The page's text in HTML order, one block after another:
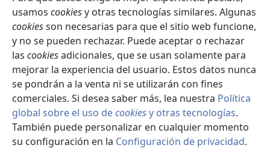
usamos cookiesy otras tecnologías similares. Algunas
cookiesson necesarias para que el sitio web funcione,
y no se pueden rechazar. Puede aceptar o rechazar
las cookiesadicionales, que se usan solamente para
mejorar la experiencia del usuario. Estos datos nunca
se pondrán a la venta ni se utilizarán con fines
comerciales. Si desea saber más, lea nuestra Política
global sobre el uso decookiesy otras tecnologías.
También puede personalizar en cualquier momento
su configuración en la Configuración de privacidad.
28 Cuando llegó a la otra orilla, a la región de los
gadarenos, dos hombres endemoniados que venían
de donde estaban * las tumbas le salieron al
encuentro. a Eran tan violentos que nadie se atrevía
a pasar por ese camino. 29 Y de pronto se pusieron
a gritar: “¿Qué tenemos que ver contigo, Hijo de
Dios? b ¿Viniste a atormentarnos c antes del tiempo
fijado?”. d 30 Resulta que a cierta distancia de ellos
había una gran piara * de cerdos comiendo. e 31